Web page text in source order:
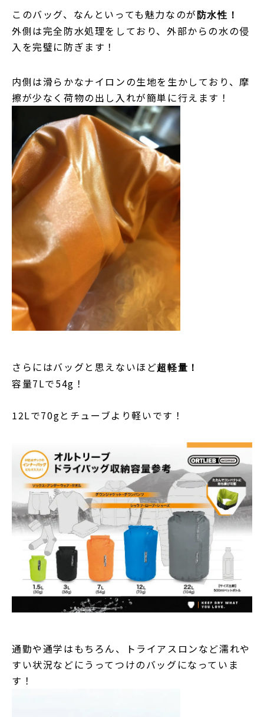
このバッグ、なんといっても魅力なのが 防水性！
外側は完全防水処理をしており、外部からの水の侵
入を完璧に防ぎます！
内側は滑らかなナイロンの生地を生かしており、摩
擦が少なく荷物の出し入れが簡単に行えます！
さらにはバッグと思えないほど超軽量！
容量7Lで54g！
12Lで70gとチューブより軽いです！
通勤や通学はもちろん、トライアスロンなど濡れや
すい状況などにうってつけのバッグになっていま
す！